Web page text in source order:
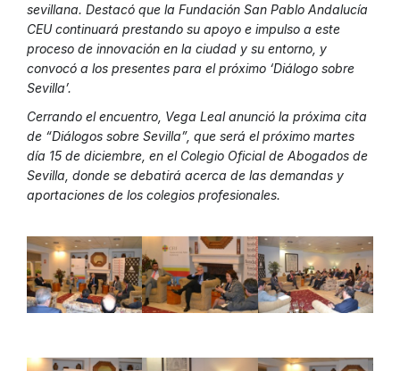
sevillana. Destacó que la Fundación San Pablo Andalucía
CEU continuará prestando su apoyo e impulso a este
proceso de innovación en la ciudad y su entorno, y
convocó a los presentes para el próximo ‘Diálogo sobre
Sevilla’.
Cerrando el encuentro, Vega Leal anunció la próxima cita
de “Diálogos sobre Sevilla”, que será el próximo martes
día 15 de diciembre, en el Colegio Oficial de Abogados de
Sevilla, donde se debatirá acerca de las demandas y
aportaciones de los colegios profesionales.